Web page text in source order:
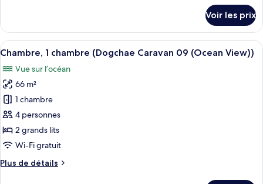
(Dogchae
Caravan
08
(Ocean
View))
le
type
de
Chambre,
chambre
(Dogchae
Caravan
08
(Ocean
View))
Voir les prix
Afficher
toutes
les
photos
pour
ce
type
de
chambre :
Chambre,
Une cuisine compacte équipée d’un
13
Chambre, 1 chambre (Dogchae Caravan 09 (Ocean View))
Vue sur l’océan
66 m²
1 chambre
4 personnes
2 grands lits
Wi-Fi gratuit
Plus de détails
Plus